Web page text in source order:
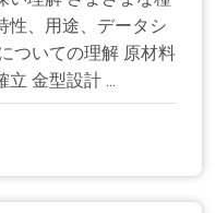
性、用途、データシ
ついての理解 原材料
金型設計 ...